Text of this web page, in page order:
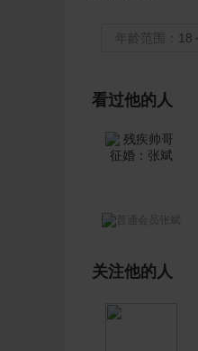
年龄范围： 18
看过他的人
张斌
关注他的人